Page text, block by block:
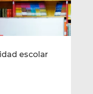
escolar